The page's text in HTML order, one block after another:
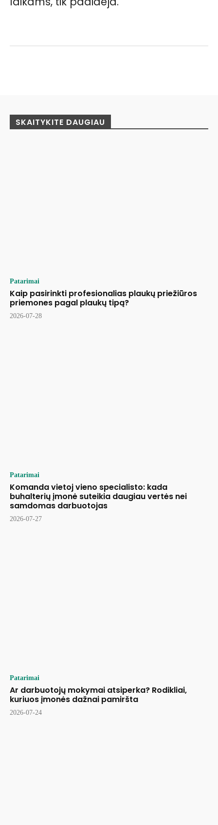
SKAITYKITE DAUGIAU
Patarimai
Kaip pasirinkti profesionalias plaukų priežiūros
priemones pagal plaukų tipą?
2026-07-28
Patarimai
Komanda vietoj vieno specialisto: kada
buhalterių įmonė suteikia daugiau vertės nei
samdomas darbuotojas
2026-07-27
Patarimai
Ar darbuotojų mokymai atsiperka? Rodikliai,
kuriuos įmonės dažnai pamiršta
2026-07-24